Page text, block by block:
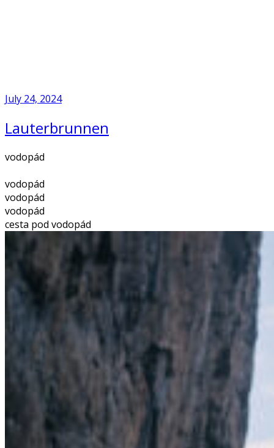
July 24, 2024
Lauterbrunnen
vodopád
vodopád
vodopád
vodopád
cesta pod vodopád